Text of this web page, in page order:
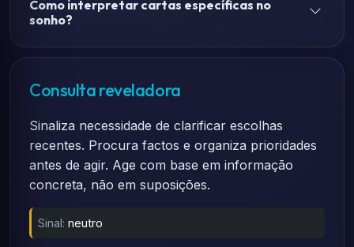
Como interpretar cartas específicas no
sonho?
Consulta reveladora
Sinaliza necessidade de clarificar escolhas
recentes. Procura factos e organiza prioridades
antes de agir. Age com base em informação
concreta, não em suposições.
Sinal: neutro